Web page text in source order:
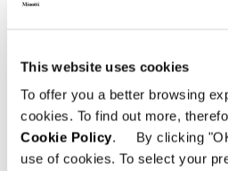
This website uses cookies
To offer you a better browsing
cookies. To find out more,
Cookie Policy. By clicking
use of cookies. To select your